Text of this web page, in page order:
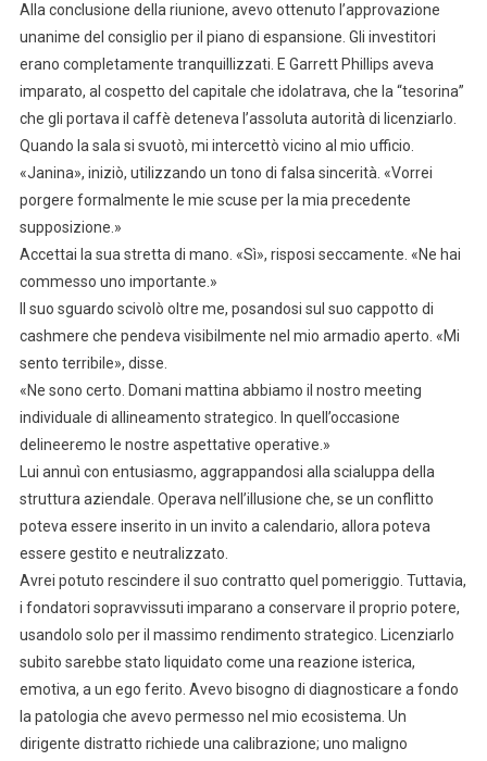
Alla conclusione della riunione, avevo ottenuto l’approvazione
unanime del consiglio per il piano di espansione. Gli investitori
erano completamente tranquillizzati. E Garrett Phillips aveva
imparato, al cospetto del capitale che idolatrava, che la “tesorina”
che gli portava il caffè deteneva l’assoluta autorità di licenziarlo.
Quando la sala si svuotò, mi intercettò vicino al mio ufficio.
«Janina», iniziò, utilizzando un tono di falsa sincerità. «Vorrei
porgere formalmente le mie scuse per la mia precedente
supposizione.»
Accettai la sua stretta di mano. «Sì», risposi seccamente. «Ne hai
commesso uno importante.»
Il suo sguardo scivolò oltre me, posandosi sul suo cappotto di
cashmere che pendeva visibilmente nel mio armadio aperto. «Mi
sento terribile», disse.
«Ne sono certo. Domani mattina abbiamo il nostro meeting
individuale di allineamento strategico. In quell’occasione
delineeremo le nostre aspettative operative.»
Lui annuì con entusiasmo, aggrappandosi alla scialuppa della
struttura aziendale. Operava nell’illusione che, se un conflitto
poteva essere inserito in un invito a calendario, allora poteva
essere gestito e neutralizzato.
Avrei potuto rescindere il suo contratto quel pomeriggio. Tuttavia,
i fondatori sopravvissuti imparano a conservare il proprio potere,
usandolo solo per il massimo rendimento strategico. Licenziarlo
subito sarebbe stato liquidato come una reazione isterica,
emotiva, a un ego ferito. Avevo bisogno di diagnosticare a fondo
la patologia che avevo permesso nel mio ecosistema. Un
dirigente distratto richiede una calibrazione; uno maligno